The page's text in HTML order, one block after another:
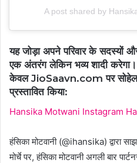
A post shared by
यह जोड़ा अपने परिवार के सदस्यों
एक अंतरंग लेकिन भव्य शादी करेगा।
केवल JioSaavn.com पर सोहेल
प्रस्तावित किया:
Hansika Motwani Instagram
हंसिका मोटवानी (@ihansika) द्वारा
मोर्चे पर, हंसिका मोटवानी अगली बार